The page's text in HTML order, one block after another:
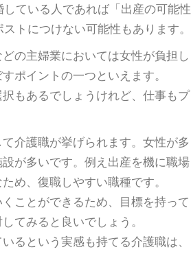
ている人であれば「出産の可能性
トにつけない可能性もあります。
の主婦業においては女性が負担し
ポイントの一つといえます。
もあるでしょうけれど、仕事もプ
介護職が挙げられます。女性が多
が多いです。例え出産を機に職場
め、復職しやすい職種です。
ことができるため、目標を持って
てみると良いでしょう。
るという実感も持てる介護職は、